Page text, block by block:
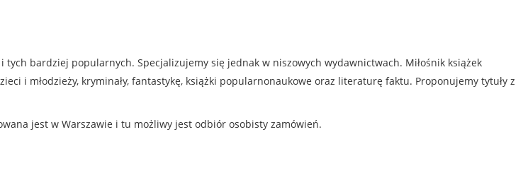
bardziej popularnych. Specjalizujemy się jednak w niszowych wydawnictwach. Miłośnik książek
i młodzieży, kryminały, fantastykę, książki popularnonaukowe oraz literaturę faktu. Proponujemy tytuły z
jest w Warszawie i tu możliwy jest odbiór osobisty zamówień.